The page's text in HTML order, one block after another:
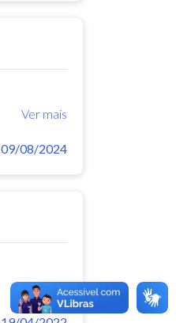
Ver mais
09/08/2024
Ver mais